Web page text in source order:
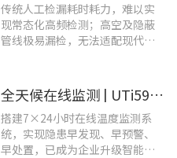
传统人工检漏耗时耗力，难以实
现常态化高频检测；高空及隐蔽
管线极易漏检，无法适配现代化
全天候在线监测 | UTi591B在线式红外热成像仪助力配电运维智能化转型
搭建7×24小时在线温度监测系
统，实现隐患早发现、早预警、
早处置，已成为企业升级智能运